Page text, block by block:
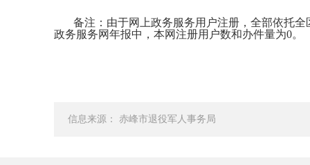
备注：由于网上政务服务用户注册，全部依托
政务服务网年报中，本网注册用户数和办件量为0。
信息来源： 赤峰市退役军人事务局